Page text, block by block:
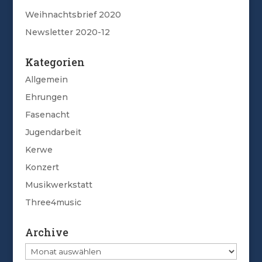
Weihnachtsbrief 2020
Newsletter 2020-12
Kategorien
Allgemein
Ehrungen
Fasenacht
Jugendarbeit
Kerwe
Konzert
Musikwerkstatt
Three4music
Archive
Archive